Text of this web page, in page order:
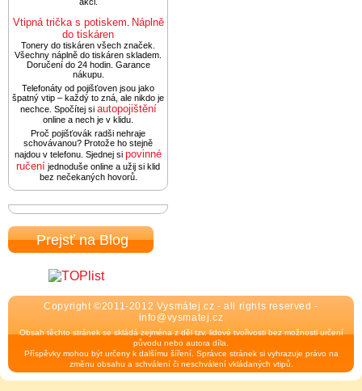
Vtipná trička s potiskem Náplně
do tiskáren
Tonery do tiskáren všech značek.
Všechny náplně do tiskáren skladem.
Doručení do 24 hodin. Garance
nákupu.
Telefonáty od pojišťoven jsou jako
špatný vtip – každý to zná, ale nikdo je
nechce. Spočítej si autopojištění
online a nech je v klidu.
Proč pojišťovák radši nehraje
schovávanou? Protože ho stejně
najdou v telefonu. Sjednej si povinné
ručení jednoduše online a užij si klid
bez nečekaných hovorů.
Prejsť na Blog
Copyright ©2011-2012 Vysmátej.cz - all rights reserved -
info@vysmatej.cz
Obsah těchto stránek se skládá zejména z děl tzv. lidové tvořivosti bez možnosti určení
původu nebo autora díla.
Příspěvky mohou být určeny k dalšímu šíření. Správce stránek si vyhrazuje právo na
změnu obsahu a schválení či neschválení vkládaných vtipů.